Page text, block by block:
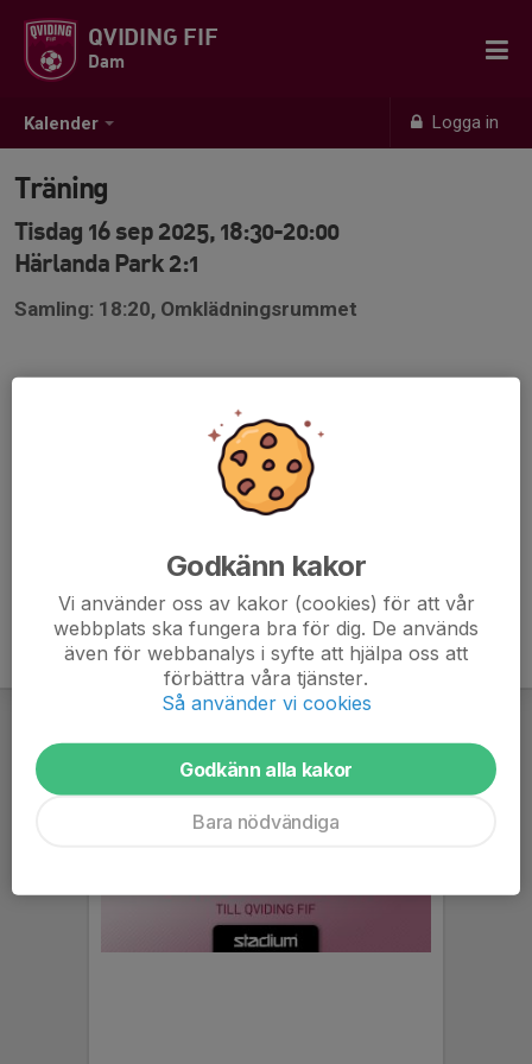
Kalender Logga in
QVIDING FIF
Dam
Träning
Tisdag 16 sep 2025, 18:30-20:00
Härlanda Park 2:1
Samling: 18:20, Omklädningsrummet
Godkänn kakor
Vi använder oss av kakor (cookies) för att vår
webbplats ska fungera bra för dig. De används
även för webbanalys i syfte att hjälpa oss att
förbättra våra tjänster.
Så använder vi cookies
Godkänn alla kakor
Bara nödvändiga